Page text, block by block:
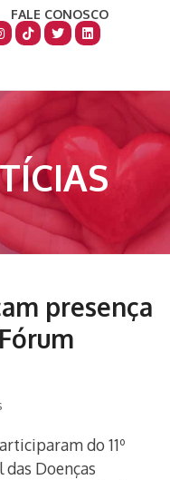
FALE CONOSCO
presença
do 11º
Doenças